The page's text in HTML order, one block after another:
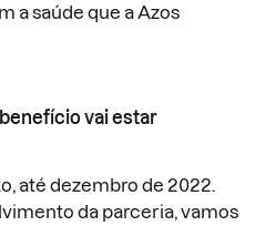
a saúde que a Azos
vai estar
até dezembro de 2022.
da parceria, vamos